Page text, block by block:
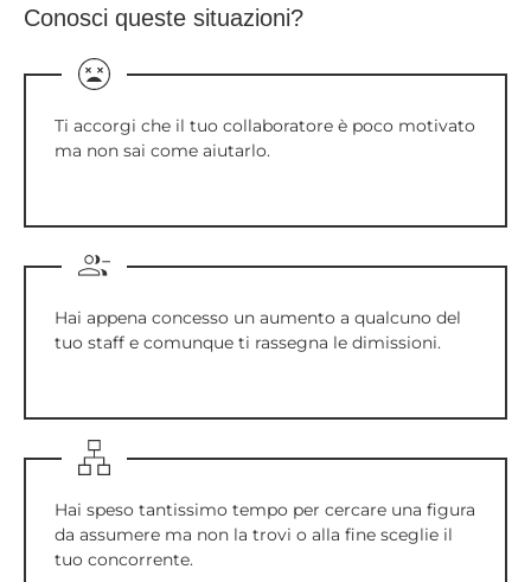
Conosci queste situazioni?
Ti accorgi che il tuo collaboratore è poco motivato
ma non sai come aiutarlo.
Hai appena concesso un aumento a qualcuno del
tuo staff e comunque ti rassegna le dimissioni.
Hai speso tantissimo tempo per cercare una figura
da assumere ma non la trovi o alla fine sceglie il
tuo concorrente.